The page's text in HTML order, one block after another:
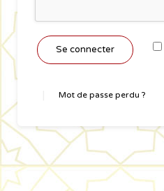
Se connecter
Mot de passe perdu ?